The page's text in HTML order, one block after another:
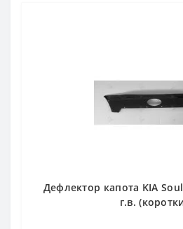
Дефлектор капота KIA
г.в.